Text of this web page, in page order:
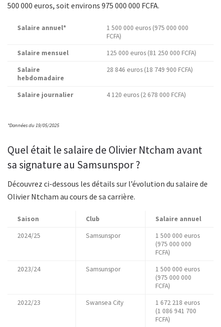
500 000 euros, soit environs 975 000 000 FCFA.
Salaire annuel*
1 500 000 euros (975 000 000
FCFA)
Salaire mensuel
125 000 euros (81 250 000 FCFA)
Salaire
hebdomadaire
28 846 euros (18 749 900 FCFA)
Salaire journalier 4 120 euros (2 678 000 FCFA)
*Données du 19/05/2025
Quel était le salaire de Olivier Ntcham avant
sa signature au Samsunspor ?
Découvrez ci-dessous les détails sur l’évolution du salaire de
Olivier Ntcham au cours de sa carrière.
Saison Club
Salaire annuel
2024/25
Samsunspor
1 500 000 euros
(975 000 000
FCFA)
2023/24
Samsunspor
1 500 000 euros
(975 000 000
FCFA)
2022/23
Swansea City
1 672 218 euros
(1 086 941 700
FCFA)